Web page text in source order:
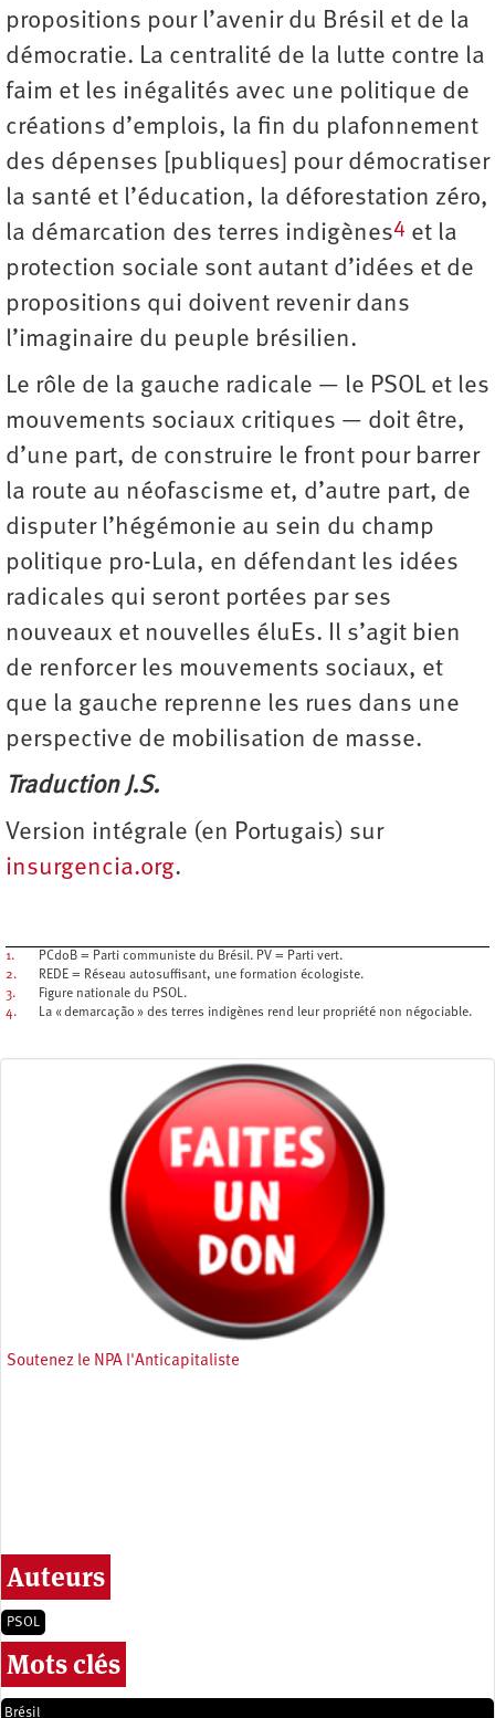
propositions pour l’avenir du Brésil et de la
démocratie. La centralité de la lutte contre la
faim et les inégalités avec une politique de
créations d’emplois, la fin du plafonnement
des dépenses [publiques] pour démocratiser
la santé et l’éducation, la déforestation zéro,
la démarcation des terres indigènes4 et la
protection sociale sont autant d’idées et de
propositions qui doivent revenir dans
l’imaginaire du peuple brésilien.
Le rôle de la gauche radicale — le PSOL et les
mouvements sociaux critiques — doit être,
d’une part, de construire le front pour barrer
la route au néofascisme et, d’autre part, de
disputer l’hégémonie au sein du champ
politique pro-Lula, en défendant les idées
radicales qui seront portées par ses
nouveaux et nouvelles éluEs. Il s’agit bien
de renforcer les mouvements sociaux, et
que la gauche reprenne les rues dans une
perspective de mobilisation de masse.
Traduction J.S.
Version intégrale (en Portugais) sur
insurgencia.org.
1.
PCdoB = Parti communiste du Brésil. PV = Parti vert.
2.
REDE = Réseau autosuffisant, une formation écologiste.
3.
Figure nationale du PSOL.
4.
La « demarcação » des terres indigènes rend leur propriété non négociable.
Soutenez le NPA l'Anticapitaliste
Auteurs
PSOL
Mots clés
Brésil